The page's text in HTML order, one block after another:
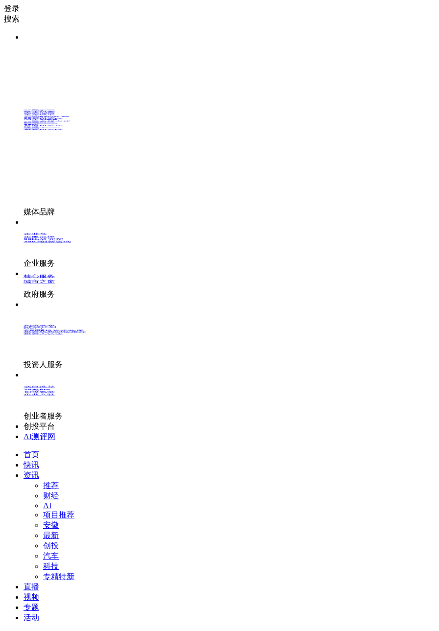
登录
搜索
36氪Auto
未来消费
未来城市
36氪出海
硬氪
媒体品牌
企业号
企服点评
36Kr研究院
36Kr创新咨询
企业服务
核心服务
城市之窗
政府服务
创投发布
LP源计划
VClub
VClub投资机构库
投资机构职位推介
投资人认证
投资人服务
项目推荐
36氪Pro
创投氪堂
企业入驻
创业者服务
创投平台
AI测评网
首页
快讯
资讯
推荐
财经
AI
项目推荐
安徽
最新
创投
汽车
科技
专精特新
直播
视频
专题
活动